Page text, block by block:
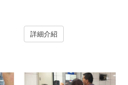
詳細介紹